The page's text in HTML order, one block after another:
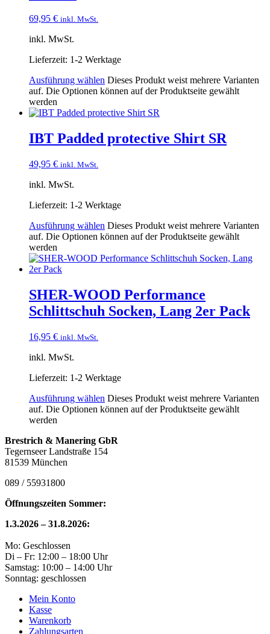
69,95 € inkl. MwSt.
inkl. MwSt.
Lieferzeit: 1-2 Werktage
Ausführung wählen Dieses Produkt weist mehrere Varianten
auf. Die Optionen können auf der Produktseite gewählt
werden
IBT Padded protective Shirt SR
49,95 € inkl. MwSt.
inkl. MwSt.
Lieferzeit: 1-2 Werktage
Ausführung wählen Dieses Produkt weist mehrere Varianten
auf. Die Optionen können auf der Produktseite gewählt
werden
SHER-WOOD Performance
Schlittschuh Socken, Lang 2er Pack
16,95 € inkl. MwSt.
inkl. MwSt.
Lieferzeit: 1-2 Werktage
Ausführung wählen Dieses Produkt weist mehrere Varianten
auf. Die Optionen können auf der Produktseite gewählt
werden
Brestrich & Manering GbR
Tegernseer Landstraße 154
81539 München
089 / 55931800
Öffnungszeiten Sommer:
1.3.2026 – 31.8.2026:
Mo: Geschlossen
Di – Fr: 12:00 – 18:00 Uhr
Samstag: 10:00 – 14:00 Uhr
Sonntag: geschlossen
Mein Konto
Kasse
Warenkorb
Zahlungsarten